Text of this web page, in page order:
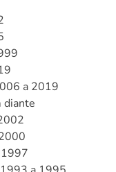
a 2019
diante